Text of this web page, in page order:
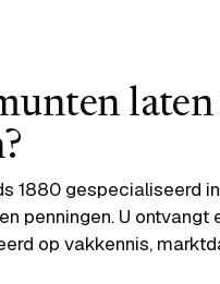
1880 gespecialiseerd
penningen. U
op vakkennis,